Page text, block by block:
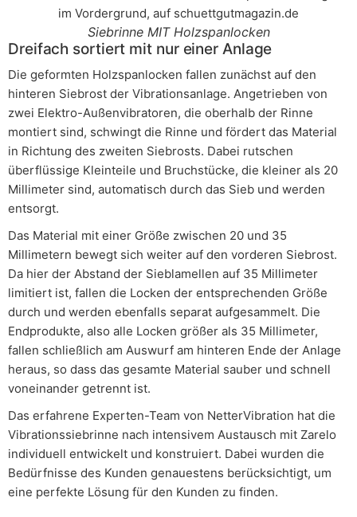
Siebrinne MIT Holzspanlocken
Dreifach sortiert mit nur einer Anlage
Die geformten Holzspanlocken fallen zunächst auf den
hinteren Siebrost der Vibrationsanlage. Angetrieben von
zwei Elektro-Außenvibratoren, die oberhalb der Rinne
montiert sind, schwingt die Rinne und fördert das Material
in Richtung des zweiten Siebrosts. Dabei rutschen
überflüssige Kleinteile und Bruchstücke, die kleiner als 20
Millimeter sind, automatisch durch das Sieb und werden
entsorgt.
Das Material mit einer Größe zwischen 20 und 35
Millimetern bewegt sich weiter auf den vorderen Siebrost.
Da hier der Abstand der Sieblamellen auf 35 Millimeter
limitiert ist, fallen die Locken der entsprechenden Größe
durch und werden ebenfalls separat aufgesammelt. Die
Endprodukte, also alle Locken größer als 35 Millimeter,
fallen schließlich am Auswurf am hinteren Ende der Anlage
heraus, so dass das gesamte Material sauber und schnell
voneinander getrennt ist.
Das erfahrene Experten-Team von NetterVibration hat die
Vibrationssiebrinne nach intensivem Austausch mit Zarelo
individuell entwickelt und konstruiert. Dabei wurden die
Bedürfnisse des Kunden genauestens berücksichtigt, um
eine perfekte Lösung für den Kunden zu finden.